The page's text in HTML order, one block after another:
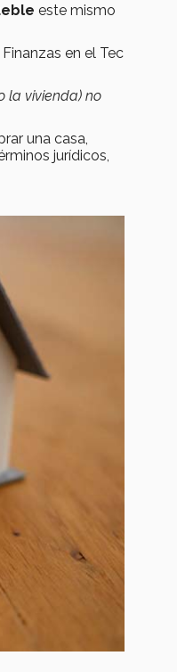
este mismo
en el Tec
la vivienda) no
una casa,
jurídicos,